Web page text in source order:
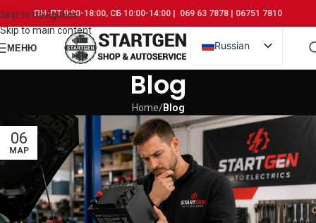
Skip to navigation
Skip to main content
ПН-ПТ 9:00-18:00, СБ 10:00-14:00 | 069 63 7878 | 06751 7810
МЕНЮ
Russian
Romanian
Blog
Home/Blog
06
МАР